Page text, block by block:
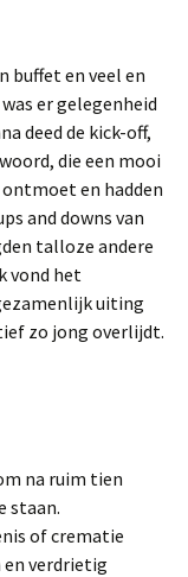
buffet en veel en
er gelegenheid
deed de kick-off,
die een mooi
en hadden
and downs van
talloze andere
vond het
uiting
zo jong overlijdt.
na ruim tien
staan.
of crematie
en verdrietig